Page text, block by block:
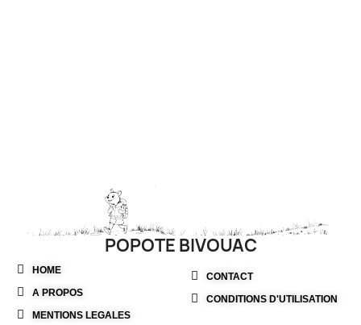
POPOTE BIVOUAC
HOME
A PROPOS
MENTIONS LEGALES
CONTACT
CONDITIONS D'UTILISATION